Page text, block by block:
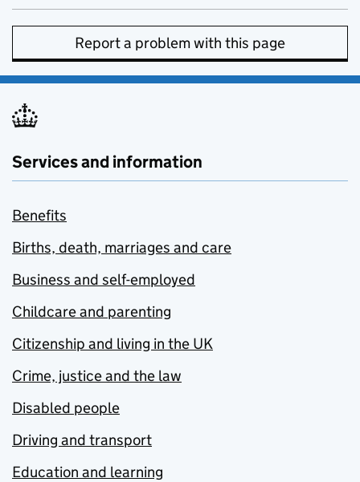
Report a problem with this page
Services and information
Benefits
Births, death, marriages and care
Business and self-employed
Childcare and parenting
Citizenship and living in the UK
Crime, justice and the law
Disabled people
Driving and transport
Education and learning